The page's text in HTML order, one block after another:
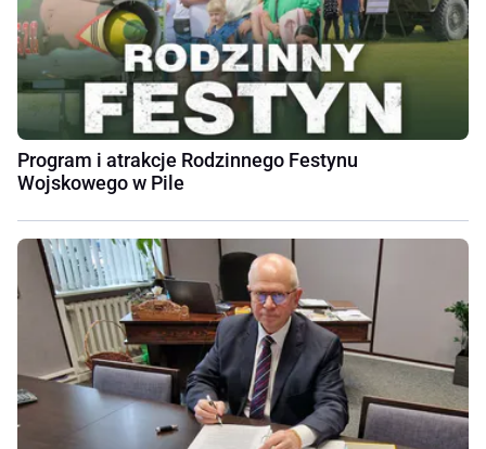
Program i atrakcje Rodzinnego Festynu
Wojskowego w Pile